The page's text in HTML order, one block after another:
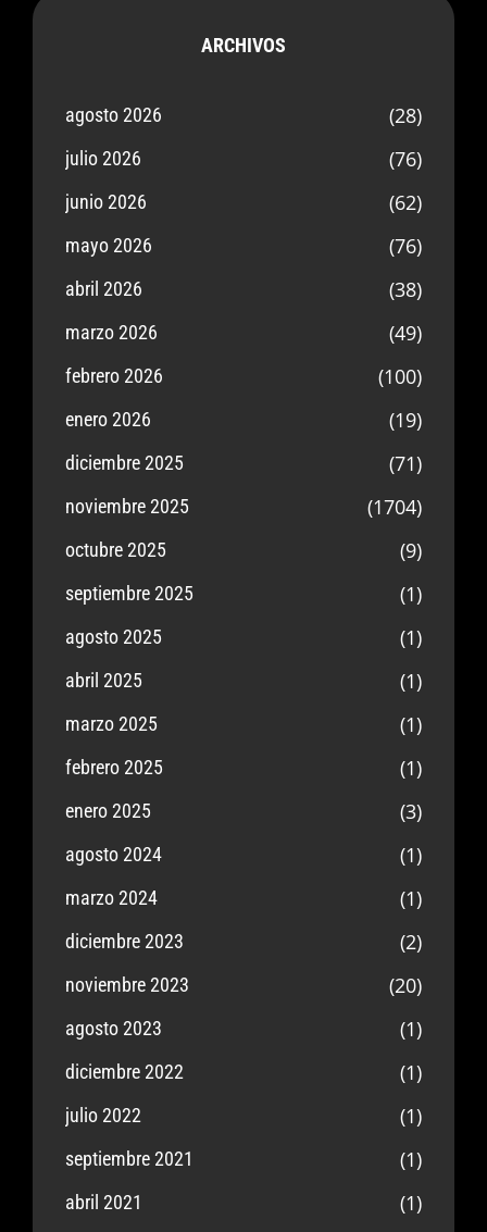
ARCHIVOS
agosto 2026 (28)
julio 2026 (76)
junio 2026 (62)
mayo 2026 (76)
abril 2026 (38)
marzo 2026 (49)
febrero 2026 (100)
enero 2026 (19)
diciembre 2025 (71)
noviembre 2025 (1704)
octubre 2025 (9)
septiembre 2025 (1)
agosto 2025 (1)
abril 2025 (1)
marzo 2025 (1)
febrero 2025 (1)
enero 2025 (3)
agosto 2024 (1)
marzo 2024 (1)
diciembre 2023 (2)
noviembre 2023 (20)
agosto 2023 (1)
diciembre 2022 (1)
julio 2022 (1)
septiembre 2021 (1)
abril 2021 (1)